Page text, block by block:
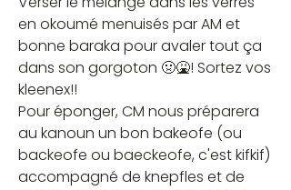
en okoumé menuisés par AM et
bonne baraka pour avaler tout ça
dans son gorgoton 🤢🤮! Sortez vos
kleenex!!
Pour éponger, CM nous préparera
au kanoun un bon bakeofe (ou
backeofe ou baeckeofe, c'est kifkif)
accompagné de knepfles et de